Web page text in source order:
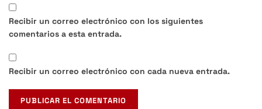
Recibir un correo electrónico con los siguientes
comentarios a esta entrada.
Recibir un correo electrónico con cada nueva entrada.